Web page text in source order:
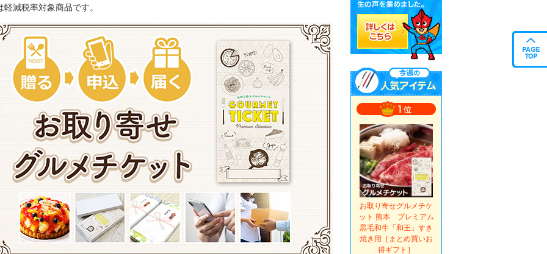
減税率対象商品です。
お取り寄せグルメチケ
ット 熊本 プレミアム
黒毛和牛「和王」すき
焼き用［まとめ買いお
得ギフト］